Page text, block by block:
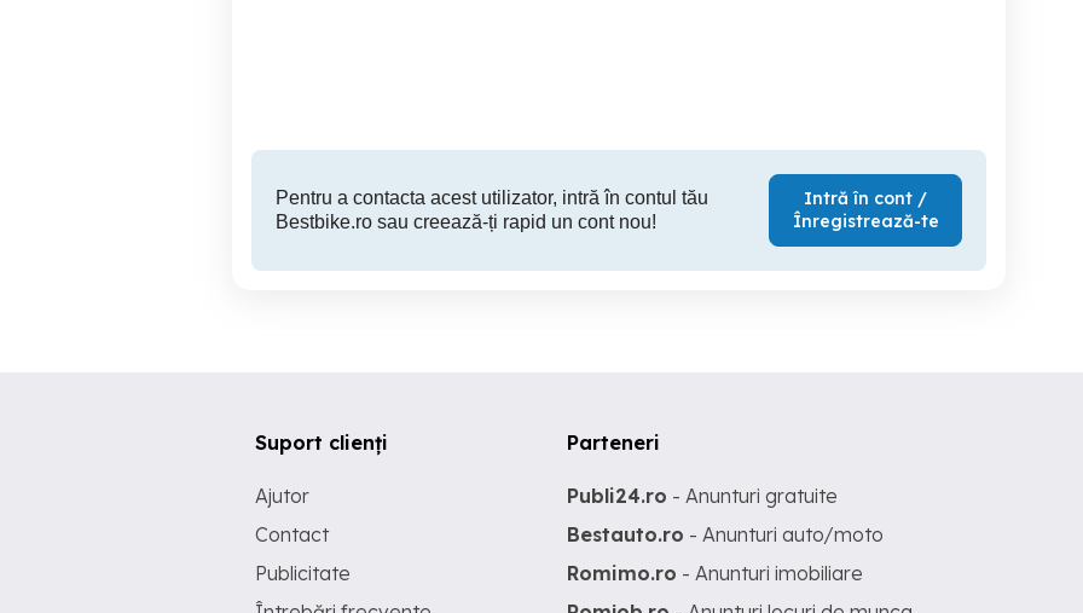
Pentru a contacta acest utilizator, intră în contul tău
Bestbike.ro sau creează-ți rapid un cont nou!
Intră în cont /
Înregistrează-te
Suport clienți
Ajutor
Contact
Publicitate
Parteneri
Publi24.ro - Anunturi gratuite
Bestauto.ro - Anunturi auto/moto
Romimo.ro - Anunturi imobiliare